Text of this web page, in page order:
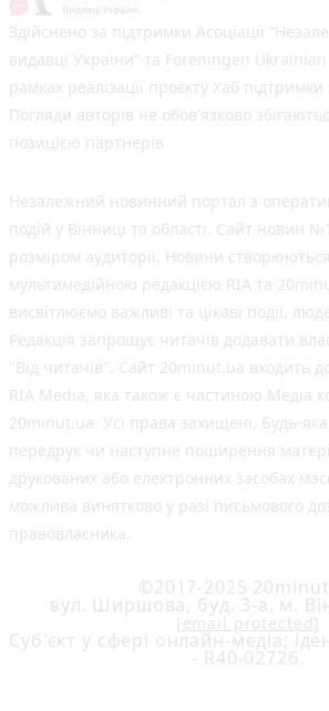
Здійснено за підтримки Асоціації
видавці України” та Foreningen
рамках реалізації проєкту Хаб підтримки
Погляди авторів не обов'язково
позицією партнерів
Незалежний новинний портал з
подій у Вінниці та області. Сайт новин
розміром аудиторії. Новини
мультимедійною редакцією RIA та
висвітлюємо важливі та цікаві події,
Редакція запрошує читачів додавати
"Від читачів". Сайт 20minut.ua входить
RIA Media, яка також є частиною Медіа
20minut.ua. Усі права захищені. Будь-
передрук чи наступне поширення
друкованих або електронних засобах
можлива винятково у разі письмового
правовласника.
©2017-2025
вул. Ширшова, буд. 3-а, м.
[email protected]
Cуб'єкт у сфері онлайн-медіа;
- R40-02726.